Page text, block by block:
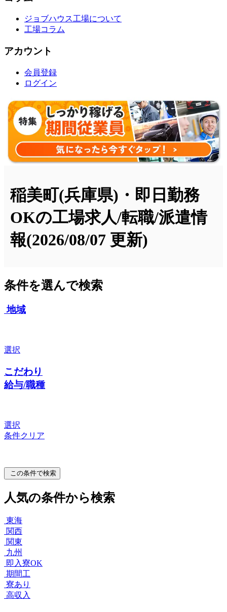
ジョブハウス工場について
工場コラム
アカウント
会員登録
ログイン
稲美町(兵庫県)・即日勤務
OKの工場求人/転職/派遣情
報(2026/08/07 更新)
条件を選んで検索
地域
選択
こだわり
給与/職種
選択
条件クリア
この条件で検索
人気の条件から検索
東海
関西
関東
九州
即入寮OK
期間工
寮あり
高収入